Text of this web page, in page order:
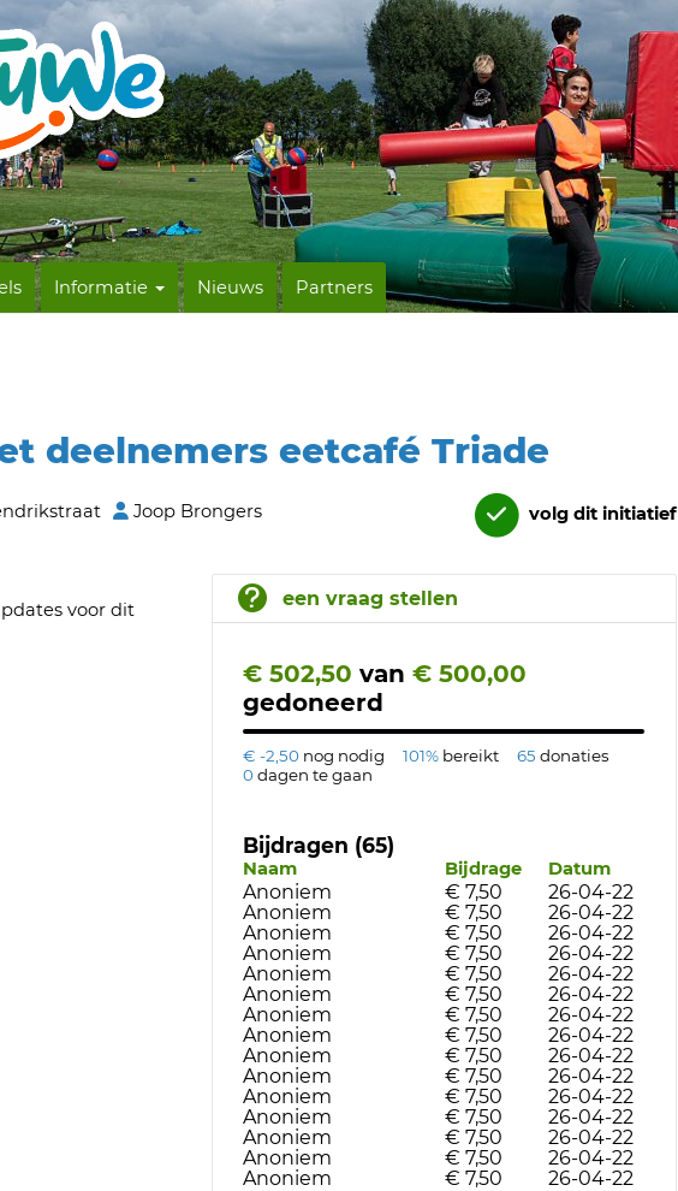
Informatie Nieuws Partners
deelnemers eetcafé Triade
Joop Brongers volg dit initiatief
voor dit
een vraag stellen
€ 502,50 van € 500,00
gedoneerd
€ -2,50 nog nodig 101% bereikt 65 donaties
0dagen te gaan
Bijdragen (65)
Naam Bijdrage Datum
Anoniem € 7,50
26-04-22
Anoniem
€ 7,50
26-04-22
Anoniem
€ 7,50
26-04-22
Anoniem
€ 7,50
26-04-22
Anoniem
€ 7,50
26-04-22
Anoniem
€ 7,50
26-04-22
Anoniem
€ 7,50
26-04-22
Anoniem
€ 7,50
26-04-22
Anoniem
€ 7,50
26-04-22
Anoniem
€ 7,50
26-04-22
Anoniem
€ 7,50
26-04-22
Anoniem
€ 7,50
26-04-22
Anoniem
€ 7,50
26-04-22
Anoniem
€ 7,50
26-04-22
Anoniem
€ 7,50 26-04-22